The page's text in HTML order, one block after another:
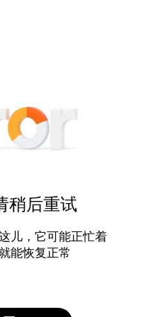
稍后重试
儿，它可能正忙着
能恢复正常